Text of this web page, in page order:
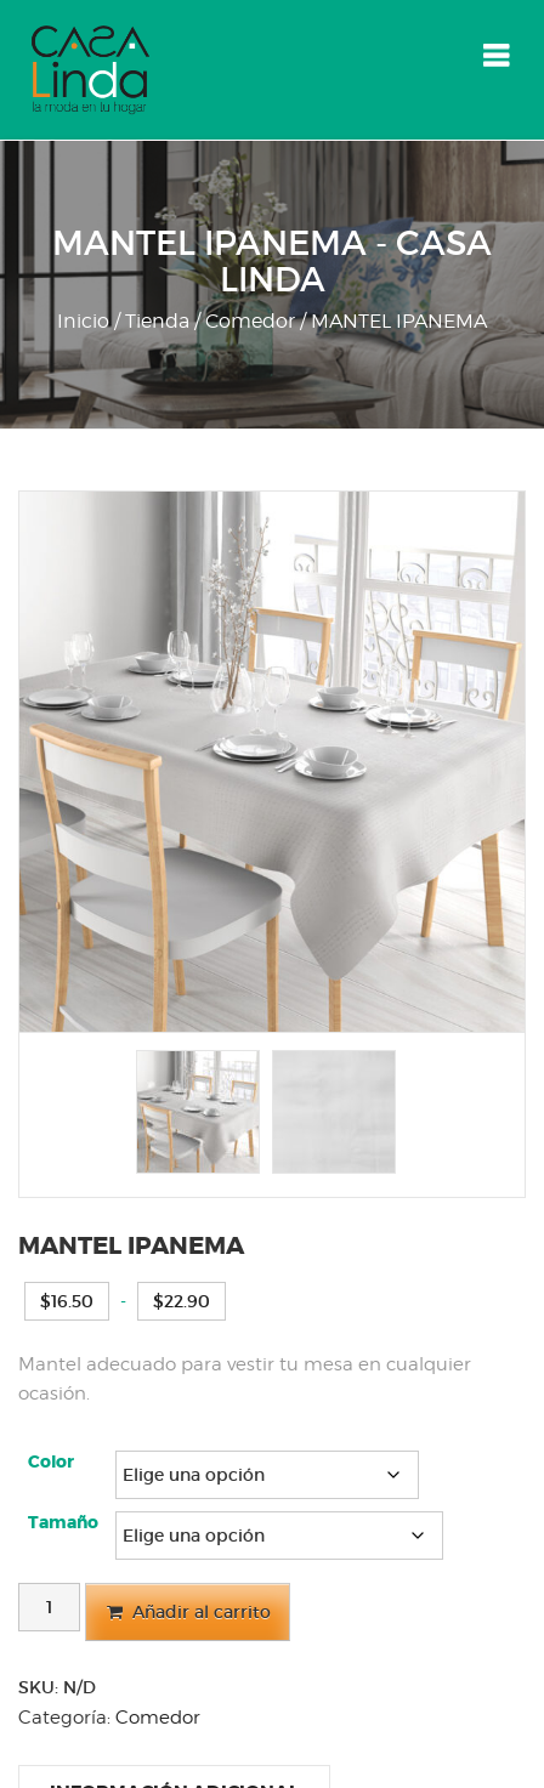
content
MANTEL IPANEMA - CASA
LINDA
Inicio/Tienda /Comedor/ MANTEL IPANEMA
MANTEL IPANEMA
$16.50 - $22.90
desde
$22.90
Mantel adecuado para vestir tu mesa en cualquier
ocasión.
Color
Tamaño
MANTEL
IPANEMA
cantidad
Añadir al carrito
SKU: N/D
Categoría: Comedor